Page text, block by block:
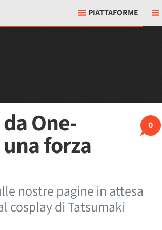
PIATTAFORME
0
One-
forza
nostre pagine in attesa
cosplay di Tatsumaki